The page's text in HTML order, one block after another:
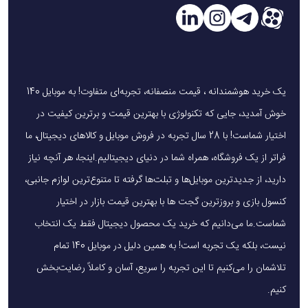
همچنین، پشتیبانی از MagSafe برای آیفون‌ها یک مزیت رقابتی است، اما عدم پشتیبانی
از شارژ تبلت‌های بزرگ‌تر ممکن است برای برخی کاربران محدودیت ایجاد کند.
نکات استفاده
برای شارژ بهینه همزمان سه دستگاه، از آداپتور 27 وات یا بالاتر استفاده کنید.
اطمینان حاصل کنید که دستگاه‌های شما از استاندارد Qi پشتیبانی می‌کنند.
قاب گوشی نباید ضخامتی بیش از 8 میلی‌متر داشته باشد تا شارژ وایرلس به‌درستی عمل
کند.
دستگاه را در محیط‌های مرطوب یا گرم نگهداری نکنید تا از آسیب به قطعات داخلی
جلوگیری شود.
یک خرید هوشمندانه ، قیمت منصفانه، تجربه‌ای متفاوت! به موبایل 140
خوش آمدید، جایی که تکنولوژی با بهترین قیمت و برترین کیفیت در
اختیار شماست! با 28 سال تجربه در فروش موبایل و کالاهای دیجیتال، ما
فراتر از یک فروشگاه، همراه شما در دنیای دیجیتالیم.اینجا، هر آنچه نیاز
دارید، از جدیدترین موبایل‌ها و تبلت‌ها گرفته تا متنوع‌ترین لوازم جانبی،
کنسول بازی و بروزترین گجت ها با بهترین قیمت بازار در اختیار
شماست.ما می‌دانیم که خرید یک محصول دیجیتال فقط یک انتخاب
نیست، بلکه یک تجربه است! به همین دلیل در موبایل 140 تمام
تلاشمان را می‌کنیم تا این تجربه را سریع، آسان و کاملاً رضایت‌بخش
کنیم.